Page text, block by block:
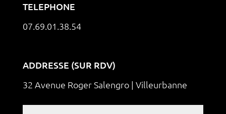
TELEPHONE
07.69.01.38.54
ADDRESSE (SUR RDV)
32 Avenue Roger Salengro | Villeurbanne